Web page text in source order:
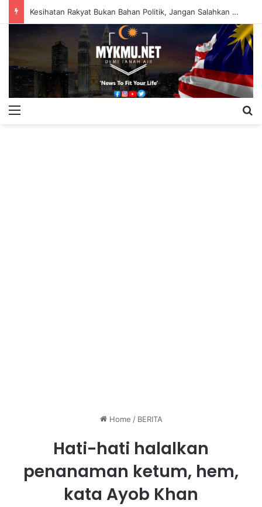
Kesihatan Rakyat Bukan Bahan Politik, Jangan Salahkan Onn Hafiz – Haslinda Salleh
Home / BERITA
Hati-hati halalkan
penanaman ketum, hem,
kata Ayob Khan